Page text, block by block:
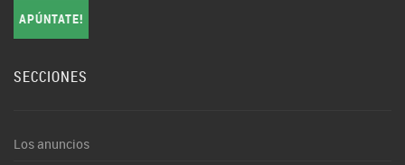
APÚNTATE!
SECCIONES
Los anuncios